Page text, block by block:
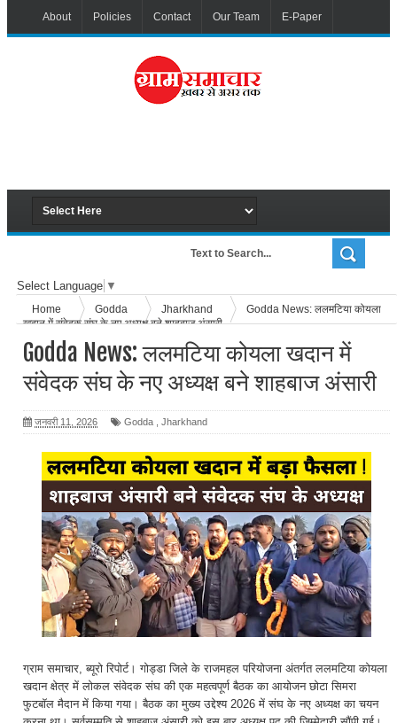
About Policies Contact Our Team E-Paper
Select Language ▼
Home Godda Jharkhand
Godda News: ललमटिया कोयला
खदान में संवेदक संघ के नए अध्यक्ष बने शाहबाज अंसारी
Godda News: ललमटिया कोयला खदान में
संवेदक संघ के नए अध्यक्ष बने शाहबाज अंसारी
जनवरी 11, 2026 Godda Jharkhand
ग्राम समाचार, ब्यूरो रिपोर्ट। गोड्डा जिले के राजमहल परियोजना अंतर्गत ललमटिया कोयला
खदान क्षेत्र में लोकल संवेदक संघ की एक महत्वपूर्ण बैठक का आयोजन छोटा सिमरा
फुटबॉल मैदान में किया गया। बैठक का मुख्य उद्देश्य 2026 में संघ के नए अध्यक्ष का चयन